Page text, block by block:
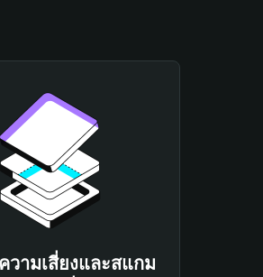
วามเสี่ยงและสแกม